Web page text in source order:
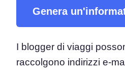
Genera
I blogger di viaggi
raccolgono indirizzi e-